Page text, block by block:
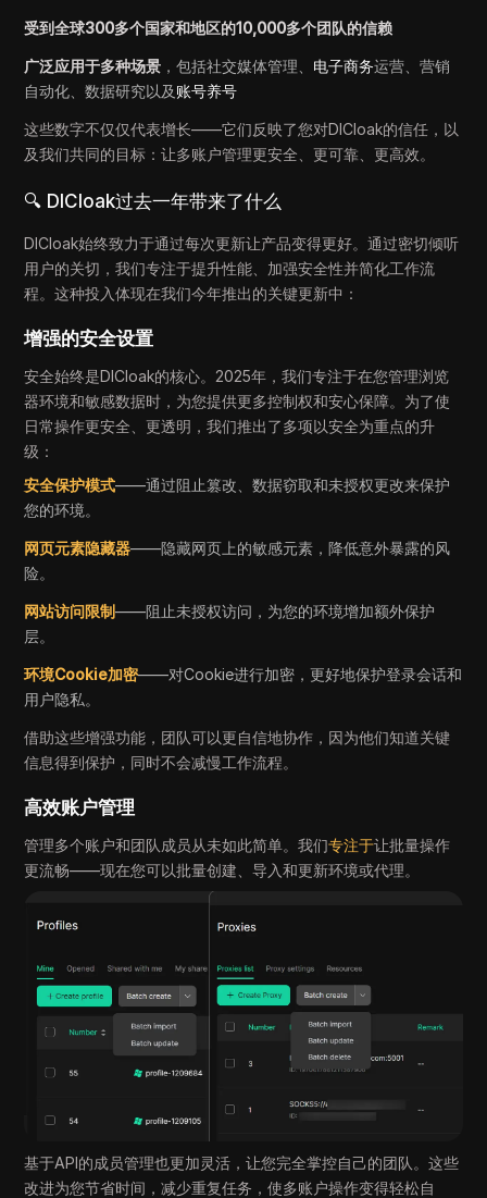
受到全球300多个国家和地区的10,000多个团队的信赖
广泛应用于多种场景 ，包括社交媒体管理、 电子商务运营、营销
自动化、数据研究以及账号养号
这些数字不仅仅代表增长——它们反映了您对DICloak的信任，以
及我们共同的目标：让多账户管理更安全、更可靠、更高效。
🔍 DICloak过去一年带来了什么
DICloak始终致力于通过每次更新让产品变得更好。通过密切倾听
用户的关切，我们专注于提升性能、加强安全性并简化工作流
程。这种投入体现在我们今年推出的关键更新中：
增强的安全设置
安全始终是DICloak的核心。2025年，我们专注于在您管理浏览
器环境和敏感数据时，为您提供更多控制权和安心保障。为了使
日常操作更安全、更透明，我们推出了多项以安全为重点的升
级：
安全保护模式——通过阻止篡改、数据窃取和未授权更改来保护
您的环境。
网页元素隐藏器——隐藏网页上的敏感元素，降低意外暴露的风
险。
网站访问限制——阻止未授权访问，为您的环境增加额外保护
层。
环境Cookie加密——对Cookie进行加密，更好地保护登录会话和
用户隐私。
借助这些增强功能，团队可以更自信地协作，因为他们知道关键
信息得到保护，同时不会减慢工作流程。
高效账户管理
管理多个账户和团队成员从未如此简单。我们专注于让批量操作
更流畅——现在您可以批量创建、导入和更新环境或代理。
基于API的成员管理也更加灵活，让您完全掌控自己的团队。这些
改进为您节省时间，减少重复任务，使多账户操作变得轻松自